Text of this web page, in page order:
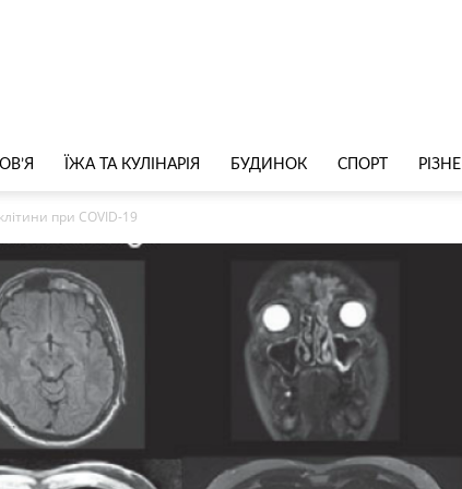
ЇЖА ТА КУЛІНАРІЯ БУДИНОК СПОРТ РІЗНЕ
при COVID-19